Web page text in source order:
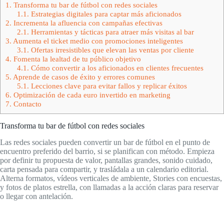
1. Transforma tu bar de fútbol con redes sociales
1.1. Estrategias digitales para captar más aficionados
2. Incrementa la afluencia con campañas efectivas
2.1. Herramientas y tácticas para atraer más visitas al bar
3. Aumenta el ticket medio con promociones inteligentes
3.1. Ofertas irresistibles que elevan las ventas por cliente
4. Fomenta la lealtad de tu público objetivo
4.1. Cómo convertir a los aficionados en clientes frecuentes
5. Aprende de casos de éxito y errores comunes
5.1. Lecciones clave para evitar fallos y replicar éxitos
6. Optimización de cada euro invertido en marketing
7. Contacto
Transforma tu bar de fútbol con redes sociales
Las redes sociales pueden convertir un bar de fútbol en el punto de
encuentro preferido del barrio, si se planifican con método. Empieza
por definir tu propuesta de valor, pantallas grandes, sonido cuidado,
carta pensada para compartir, y trasládala a un calendario editorial.
Alterna formatos, vídeos verticales de ambiente, Stories con encuestas,
y fotos de platos estrella, con llamadas a la acción claras para reservar
o llegar con antelación.